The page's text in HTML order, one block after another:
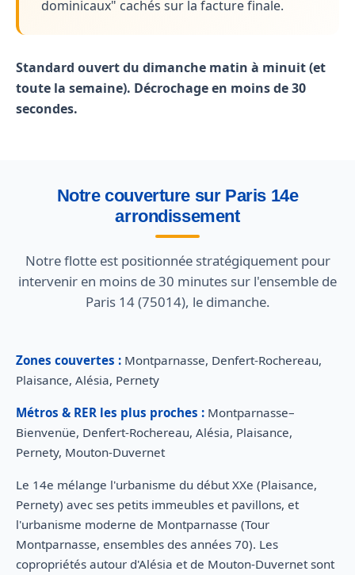
dominicaux" cachés sur la facture finale.
Standard ouvert du dimanche matin à minuit (et
toute la semaine). Décrochage en moins de 30
secondes.
Notre couverture sur Paris 14e
arrondissement
Notre flotte est positionnée stratégiquement pour
intervenir en moins de 30 minutes sur l'ensemble de
Paris 14 (75014), le dimanche.
Zones couvertes : Montparnasse, Denfert-Rochereau,
Plaisance, Alésia, Pernety
Métros & RER les plus proches : Montparnasse–
Bienvenüe, Denfert-Rochereau, Alésia, Plaisance,
Pernety, Mouton-Duvernet
Le 14e mélange l'urbanisme du début XXe (Plaisance,
Pernety) avec ses petits immeubles et pavillons, et
l'urbanisme moderne de Montparnasse (Tour
Montparnasse, ensembles des années 70). Les
copropriétés autour d'Alésia et de Mouton-Duvernet sont